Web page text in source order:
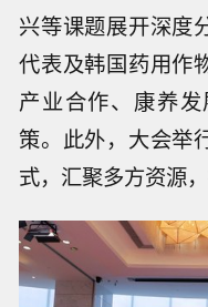
兴等课题展开深度
代表及韩国药用作
产业合作、康养
策。此外，大会举
式，汇聚多方资源